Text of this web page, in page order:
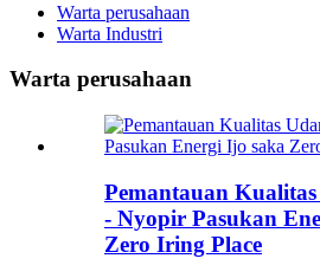
Warta perusahaan
Warta Industri
Warta perusahaan
Pemantauan
- Nyopir Pasukan
Zero Iring Place